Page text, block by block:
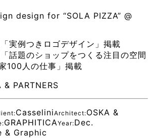
design for “SOLA PIZZA” @
実例つきロゴデザイン」掲載
話題のショップをつくる注目の空間
100人の仕事」掲載
PARTNERS
CasseliniArchitect:OSKA &
GRAPHITICAYear:Dec.
& Graphic